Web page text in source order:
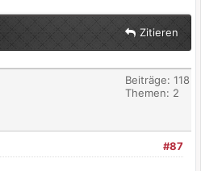
Zitieren
Beiträge: 118
Themen: 2
#87